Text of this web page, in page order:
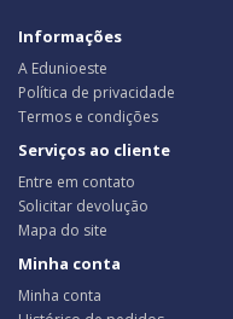
Informações
A Edunioeste
Política de privacidade
Termos e condições
Serviços ao cliente
Entre em contato
Solicitar devolução
Mapa do site
Minha conta
Minha conta